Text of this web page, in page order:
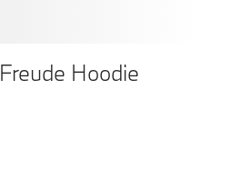
BMW Lifestyle Freude Hoodie